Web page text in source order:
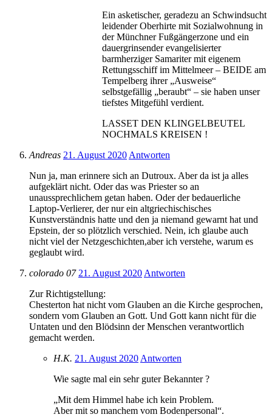
Ein asketischer, geradezu an Schwindsucht
leidender Oberhirte mit Sozialwohnung in
der Münchner Fußgängerzone und ein
dauergrinsender evangelisierter
barmherziger Samariter mit eigenem
Rettungsschiff im Mittelmeer – BEIDE am
Tempelberg ihrer „Ausweise“
selbstgefällig „beraubt“ – sie haben unser
tiefstes Mitgefühl verdient.
LASSET DEN KLINGELBEUTEL
NOCHMALS KREISEN !
Andreas 21. August 2020 Antworten
Nun ja, man erinnere sich an Dutroux. Aber da ist ja alles
aufgeklärt nicht. Oder das was Priester so an
unaussprechlichem getan haben. Oder der bedauerliche
Laptop-Verlierer, der nur ein altgriechischisches
Kunstverständnis hatte und den ja niemand gewarnt hat und
Epstein, der so plötzlich verschied. Nein, ich glaube auch
nicht viel der Netzgeschichten,aber ich verstehe, warum es
geglaubt wird.
colorado 07 21. August 2020 Antworten
Zur Richtigstellung:
Chesterton hat nicht vom Glauben an die Kirche gesprochen,
sondern vom Glauben an Gott. Und Gott kann nicht für die
Untaten und den Blödsinn der Menschen verantwortlich
gemacht werden.
H.K. 21. August 2020 Antworten
Wie sagte mal ein sehr guter Bekannter ?
„Mit dem Himmel habe ich kein Problem.
Aber mit so manchem vom Bodenpersonal“.